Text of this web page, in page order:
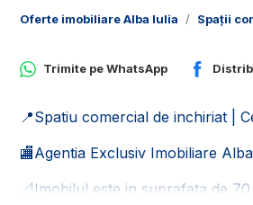
Oferte imobiliare Alba Iulia Spații
Trimite peWhatsApp
📍Spatiu comercial de inchiriat |
🏬Agentia Exclusiv Imobiliare
📐Imobilul este in suprafata de